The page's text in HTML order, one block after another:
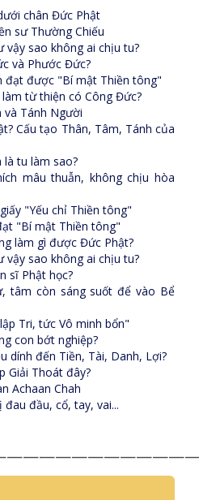
chân Đức Phật
sư Thường Chiếu
vậy sao không ai chịu tu?
và Phước Đức?
đạt được "Bí mật Thiền tông"
từ thiện có Công Đức?
và Tánh Người
Cấu tạo Thân, Tâm, Tánh của
là tu làm sao?
mâu thuẫn, không chịu hòa
"Yếu chỉ Thiền tông"
"Bí mật Thiền tông"
làm gì được Đức Phật?
vậy sao không ai chịu tu?
sĩ Phật học?
tâm còn sáng suốt để vào Bể
Tri, tức Vô minh bổn"
con bớt nghiệp?
dính đến Tiền, Tài, Danh, Lợi?
Giải Thoát đây?
Achaan Chah
đầu, cổ, tay, vai...